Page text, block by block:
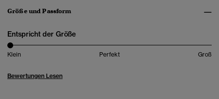
Größe und Passform
Entspricht der Größe
Klein Perfekt Groß
Bewertungen Lesen